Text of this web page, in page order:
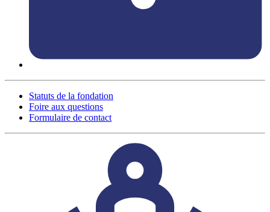
Statuts de la fondation
Foire aux questions
Formulaire de contact